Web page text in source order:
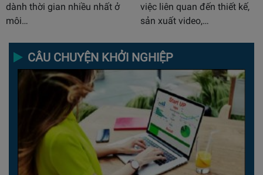
dành thời gian nhiều nhất ở
môi…
việc liên quan đến thiết kế,
sản xuất video,…
CÂU CHUYỆN KHỞI NGHIỆP